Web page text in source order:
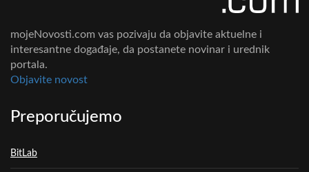
mojeNovosti.com vas pozivaju da objavite aktuelne i
interesantne događaje, da postanete novinar i urednik
portala.
Objavite novost
Preporučujemo
BitLab